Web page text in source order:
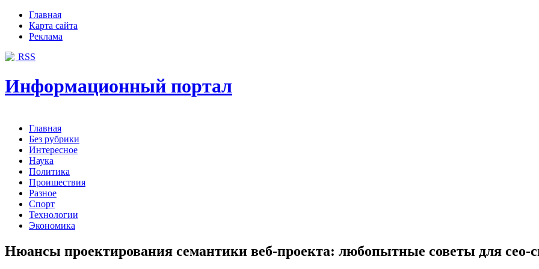
Главная
Карта сайта
Реклама
RSS
Информационный портал
Главная
Без рубрики
Интересное
Наука
Политика
Проишествия
Разное
Спорт
Технологии
Экономика
Нюансы проектирования семантики веб-проекта: любопытные советы для сео-